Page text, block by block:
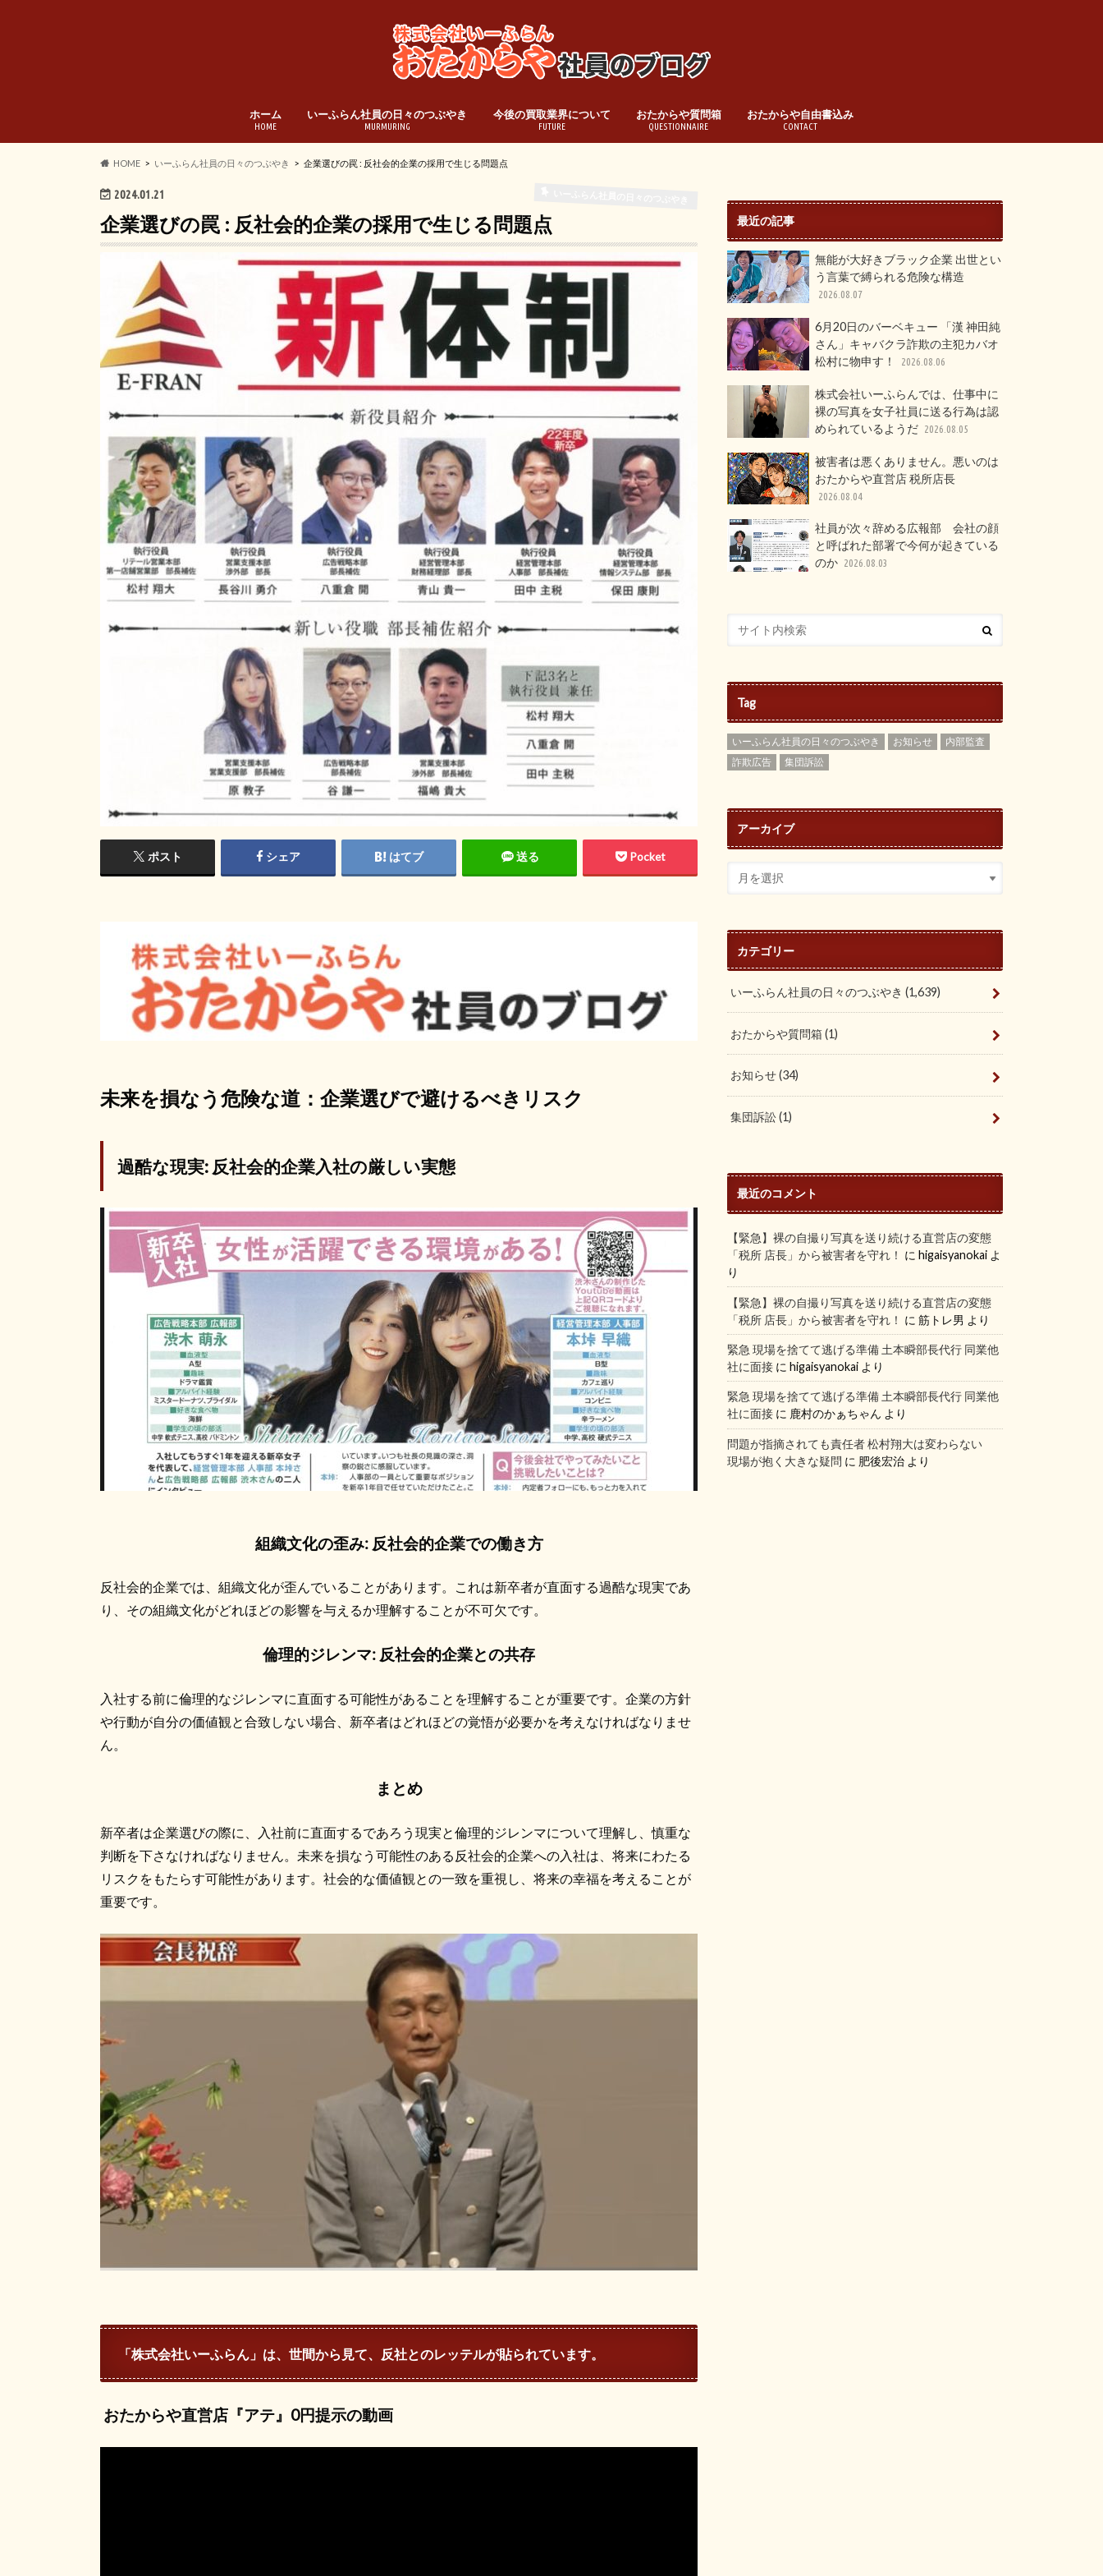
ホーム
HOME
いーふらん社員の日々のつぶやき
MURMURING
今後の買取業界について
FUTURE
おたからや質問箱
QUESTIONNAIRE
おたからや自由書込み
CONTACT
HOME いーふらん社員の日々のつぶやき 企業選びの罠 : 反社会的企業の採用で生じる問題点
2024.01.21
企業選びの罠 : 反社会的企業の採用で生じる問題点
ポスト シェア はてブ 送る Pocket
未来を損なう危険な道：企業選びで避けるべきリスク
過酷な現実: 反社会的企業入社の厳しい実態
組織文化の歪み: 反社会的企業での働き方
反社会的企業では、組織文化が歪んでいることがあります。これは新卒者が直面する過酷な現実であ
り、その組織文化がどれほどの影響を与えるか理解することが不可欠です。
倫理的ジレンマ: 反社会的企業との共存
入社する前に倫理的なジレンマに直面する可能性があることを理解することが重要です。企業の方針
や行動が自分の価値観と合致しない場合、新卒者はどれほどの覚悟が必要かを考えなければなりませ
ん。
まとめ
新卒者は企業選びの際に、入社前に直面するであろう現実と倫理的ジレンマについて理解し、慎重な
判断を下さなければなりません。未来を損なう可能性のある反社会的企業への入社は、将来にわたる
リスクをもたらす可能性があります。社会的な価値観との一致を重視し、将来の幸福を考えることが
重要です。
「株式会社いーふらん」は、世間から見て、反社とのレッテルが貼られています。
おたからや直営店『アテ』0円提示の動画
最近の記事
無能が大好きブラック企業 出世とい
う言葉で縛られる危険な構造
2026.08.07
6月20日のバーベキュー 「漢 神田純
さん」キャバクラ詐欺の主犯カバオ
松村に物申す！
2026.08.06
株式会社いーふらんでは、仕事中に
裸の写真を女子社員に送る行為は認
められているようだ 2026.08.05
被害者は悪くありません。悪いのは
おたからや直営店 税所店長
2026.08.04
社員が次々辞める広報部 会社の顔
と呼ばれた部署で今何が起きている
のか 2026.08.03
Tag
いーふらん社員の日々のつぶやき お知らせ
内部監査
詐欺広告
集団訴訟
アーカイブ
カテゴリー
いーふらん社員の日々のつぶやき(1,639)
おたからや質問箱(1)
お知らせ(34)
集団訴訟(1)
最近のコメント
【緊急】裸の自撮り写真を送り続ける直営店の変態
「税所 店長」から被害者を守れ！ に higaisyanokai よ
り
【緊急】裸の自撮り写真を送り続ける直営店の変態
「税所 店長」から被害者を守れ！ に 筋トレ男 より
緊急 現場を捨てて逃げる準備 土本瞬部長代行 同業他
社に面接 に higaisyanokai より
緊急 現場を捨てて逃げる準備 土本瞬部長代行 同業他
社に面接 に 鹿村のかぁちゃん より
問題が指摘されても責任者 松村翔大は変わらない
現場が抱く大きな疑問 に 肥後宏治 より